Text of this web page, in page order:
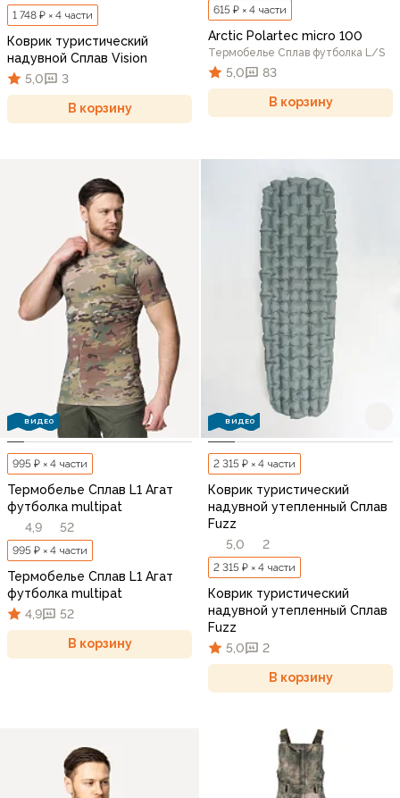
1 748 ₽ × 4 части
Коврик туристический
надувной Сплав Vision
5,0
3
В корзину
615 ₽ × 4 части
Arctic Polartec micro 100
Термобелье Сплав футболка L/S
5,0 83
В корзину
ВИДЕО
995 ₽ × 4 части
Термобелье Сплав L1 Агат
футболка multipat
4,9
52
995 ₽ × 4 части
Термобелье Сплав L1 Агат
футболка multipat
4,9
52
В корзину
ВИДЕО
2 315 ₽ × 4 части
Коврик туристический
надувной утепленный Сплав
Fuzz
5,0
2
2 315 ₽ × 4 части
Коврик туристический
надувной утепленный Сплав
Fuzz
5,0
2
В корзину